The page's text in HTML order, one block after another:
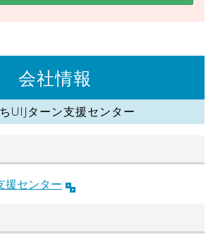
会社情報
UIJターン支援センター
援センター